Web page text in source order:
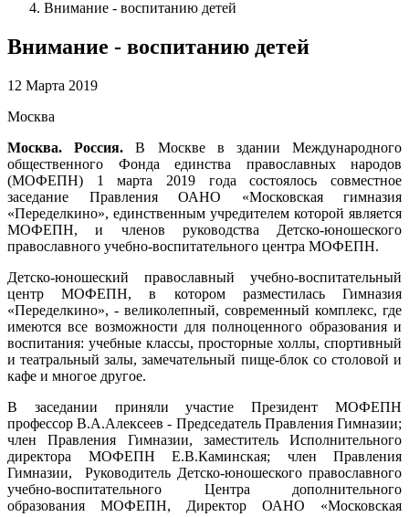
Внимание - воспитанию детей
Внимание - воспитанию детей
12 Марта 2019
Москва
Москва. Россия.В Москве в здании Международного
общественного Фонда единства православных народов
(МОФЕПН) 1 марта 2019 года состоялось совместное
заседание Правления ОАНО «Московская гимназия
«Переделкино», единственным учредителем которой является
МОФЕПН, и членов руководства Детско-юношеского
православного учебно-воспитательного центра МОФЕПН.
Детско-юношеский православный учебно-воспитательный
центр МОФЕПН, в котором разместилась Гимназия
«Переделкино», - великолепный, современный комплекс, где
имеются все возможности для полноценного образования и
воспитания: учебные классы, просторные холлы, спортивный
и театральный залы, замечательный пище-блок со столовой и
кафе и многое другое.
В заседании приняли участие Президент МОФЕПН
профессор В.А.Алексеев - Председатель Правления Гимназии;
член Правления Гимназии, заместитель Исполнительного
директора МОФЕПН Е.В.Каминская; член Правления
Гимназии, Руководитель Детско-юношеского православного
учебно-воспитательного Центра дополнительного
образования МОФЕПН, Директор ОАНО «Московская